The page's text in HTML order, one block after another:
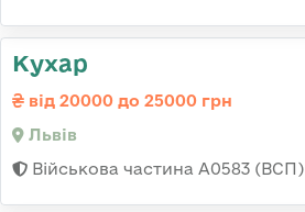
Кухар
від 20000 до 25000 грн
Львів
Військова частина А0583 (ВСП)